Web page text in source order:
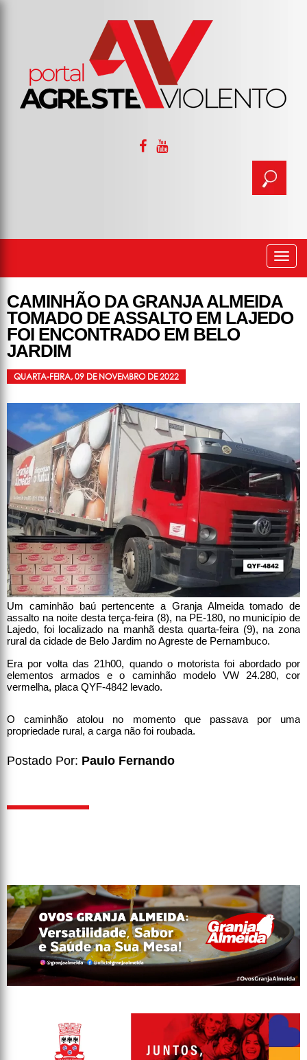
CAMINHÃO DA GRANJA ALMEIDA
TOMADO DE ASSALTO EM LAJEDO
FOI ENCONTRADO EM BELO
JARDIM
QUARTA-FEIRA, 09 DE NOVEMBRO DE 2022
Um caminhão baú pertencente a Granja Almeida tomado de
assalto na noite desta terça-feira (8), na PE-180, no município de
Lajedo, foi localizado na manhã desta quarta-feira (9), na zona
rural da cidade de Belo Jardim no Agreste de Pernambuco.
Era por volta das 21h00, quando o motorista foi abordado por
elementos armados e o caminhão modelo VW 24.280, cor
vermelha, placa QYF-4842 levado.
O caminhão atolou no momento que passava por uma
propriedade rural, a carga não foi roubada.
Postado Por: Paulo Fernando